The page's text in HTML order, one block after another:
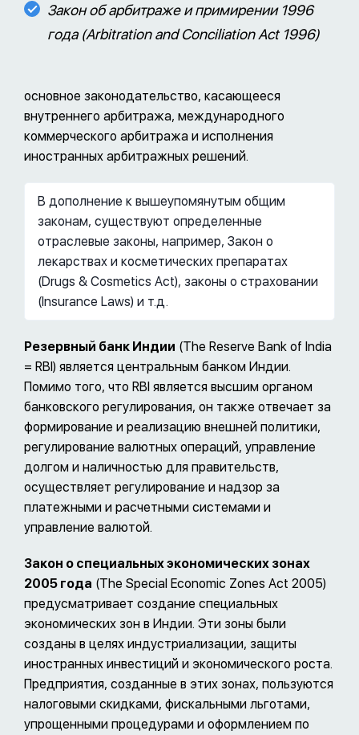
Закон об арбитраже и примирении 1996
года (Arbitration and Conciliation Act 1996)
основное законодательство, касающееся
внутреннего арбитража, международного
коммерческого арбитража и исполнения
иностранных арбитражных решений.
В дополнение к вышеупомянутым общим
законам, существуют определенные
отраслевые законы, например, Закон о
лекарствах и косметических препаратах
(Drugs & Cosmetics Act), законы о страховании
(Insurance Laws) и т.д.
Резервный банк Индии (The Reserve Bank of India
= RBI) является центральным банком Индии.
Помимо того, что RBI является высшим органом
банковского регулирования, он также отвечает за
формирование и реализацию внешней политики,
регулирование валютных операций, управление
долгом и наличностью для правительств,
осуществляет регулирование и надзор за
платежными и расчетными системами и
управление валютой.
Закон о специальных экономических зонах
2005 года (The Special Economic Zones Act 2005)
предусматривает создание специальных
экономических зон в Индии. Эти зоны были
созданы в целях индустриализации, защиты
иностранных инвестиций и экономического роста.
Предприятия, созданные в этих зонах, пользуются
налоговыми скидками, фискальными льготами,
упрощенными процедурами и оформлением по